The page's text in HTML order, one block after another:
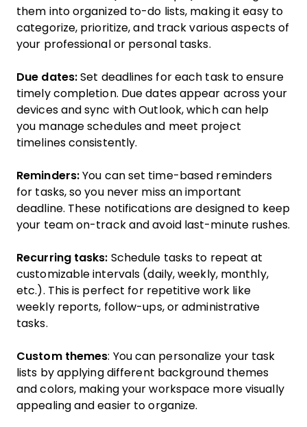
them into organized to-do lists, making it easy to
categorize, prioritize, and track various aspects of
your professional or personal tasks.
Due dates: Set deadlines for each task to ensure
timely completion. Due dates appear across your
devices and sync with Outlook, which can help
you manage schedules and meet project
timelines consistently.
Reminders: You can set time-based reminders
for tasks, so you never miss an important
deadline. These notifications are designed to keep
your team on-track and avoid last-minute rushes.
Recurring tasks: Schedule tasks to repeat at
customizable intervals (daily, weekly, monthly,
etc.). This is perfect for repetitive work like
weekly reports, follow-ups, or administrative
tasks.
Custom themes: You can personalize your task
lists by applying different background themes
and colors, making your workspace more visually
appealing and easier to organize.